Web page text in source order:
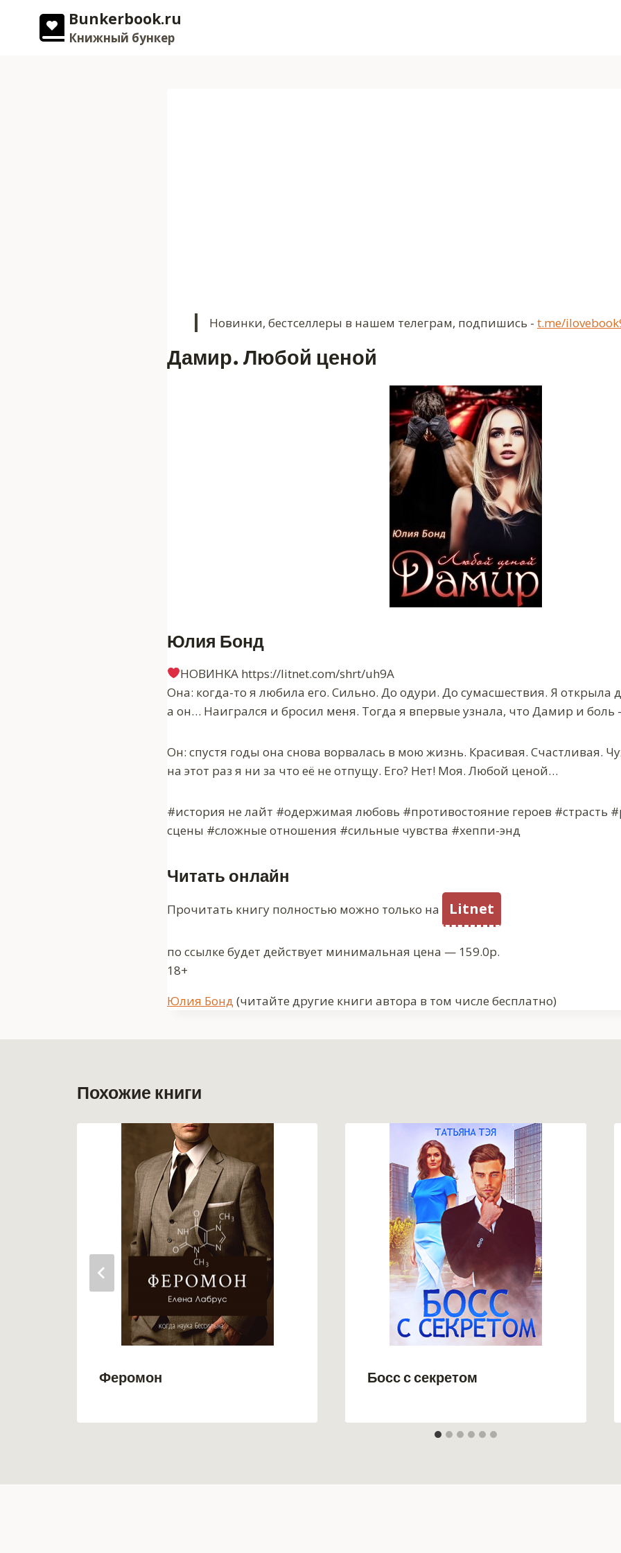
содержимому
Bunkerbook.ru
Книжный бункер
Новинки, бестселлеры в нашем телеграм, подпишись - t.me/
Дамир. Любой ценой
Юлия Бонд
‍НОВИНКА https://litnet.com/shrt/uh9A
Она: когда-то я любила его. Сильно. До одури. До сумасшествия. Я открыла
а он… Наигрался и бросил меня. Тогда я впервые узнала, что Дамир и
Он: спустя годы она снова ворвалась в мою жизнь. Красивая. Счастливая.
на этот раз я ни за что её не отпущу. Его? Нет! Моя. Любой ценой…
#история не лайт #одержимая любовь #противостояние героев #страсть
сцены #сложные отношения #сильные чувства #хеппи-энд
Читать онлайн
Прочитать книгу полностью можно только на Litnet
по ссылке будет действует минимальная цена — 159.0р.
18+
Метки
Юлия Бонд (читайте другие книги автора в том числе бесплатно)
Похожие книги
Феромон Босс с секретом